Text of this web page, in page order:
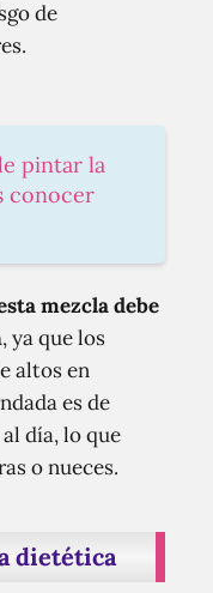
de
pintar la
conocer
mezcla debe
, ya que los
altos en
es de
día, lo que
o nueces.
dietética